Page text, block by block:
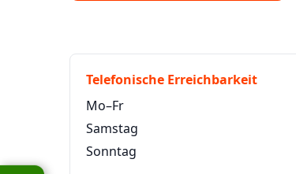
Telefonische Erreichbarkeit
Mo–Fr
Samstag
Sonntag